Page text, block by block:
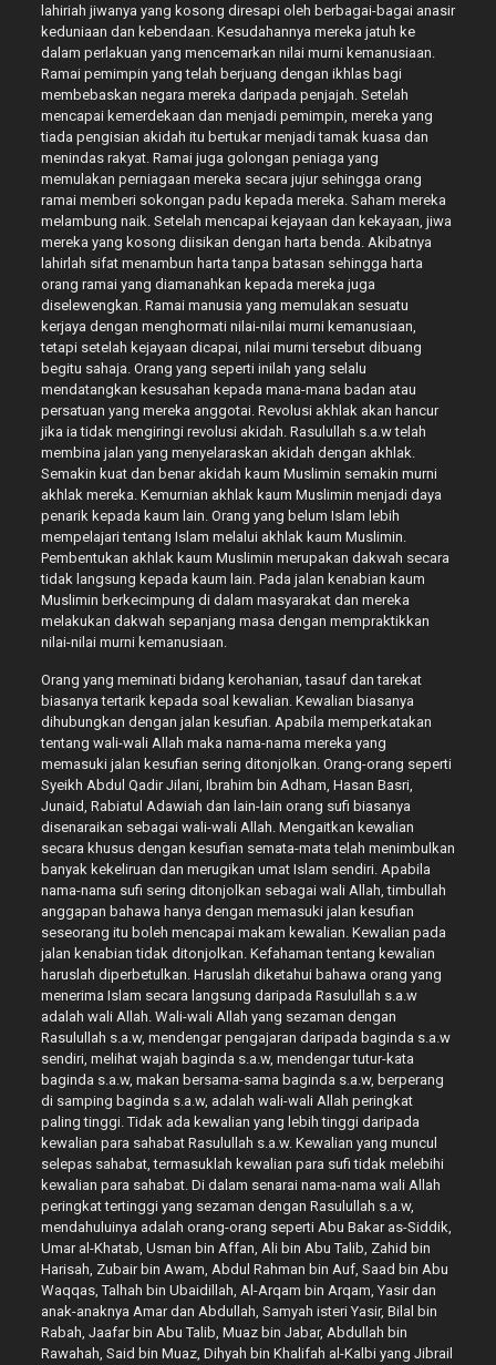
lahiriah jiwanya yang kosong diresapi oleh berbagai-bagai anasir
keduniaan dan kebendaan. Kesudahannya mereka jatuh ke
dalam perlakuan yang mencemarkan nilai murni kemanusiaan.
Ramai pemimpin yang telah berjuang dengan ikhlas bagi
membebaskan negara mereka daripada penjajah. Setelah
mencapai kemerdekaan dan menjadi pemimpin, mereka yang
tiada pengisian akidah itu bertukar menjadi tamak kuasa dan
menindas rakyat. Ramai juga golongan peniaga yang
memulakan perniagaan mereka secara jujur sehingga orang
ramai memberi sokongan padu kepada mereka. Saham mereka
melambung naik. Setelah mencapai kejayaan dan kekayaan, jiwa
mereka yang kosong diisikan dengan harta benda. Akibatnya
lahirlah sifat menambun harta tanpa batasan sehingga harta
orang ramai yang diamanahkan kepada mereka juga
diselewengkan. Ramai manusia yang memulakan sesuatu
kerjaya dengan menghormati nilai-nilai murni kemanusiaan,
tetapi setelah kejayaan dicapai, nilai murni tersebut dibuang
begitu sahaja. Orang yang seperti inilah yang selalu
mendatangkan kesusahan kepada mana-mana badan atau
persatuan yang mereka anggotai. Revolusi akhlak akan hancur
jika ia tidak mengiringi revolusi akidah. Rasulullah s.a.w telah
membina jalan yang menyelaraskan akidah dengan akhlak.
Semakin kuat dan benar akidah kaum Muslimin semakin murni
akhlak mereka. Kemurnian akhlak kaum Muslimin menjadi daya
penarik kepada kaum lain. Orang yang belum Islam lebih
mempelajari tentang Islam melalui akhlak kaum Muslimin.
Pembentukan akhlak kaum Muslimin merupakan dakwah secara
tidak langsung kepada kaum lain. Pada jalan kenabian kaum
Muslimin berkecimpung di dalam masyarakat dan mereka
melakukan dakwah sepanjang masa dengan mempraktikkan
nilai-nilai murni kemanusiaan.
Orang yang meminati bidang kerohanian, tasauf dan tarekat
biasanya tertarik kepada soal kewalian. Kewalian biasanya
dihubungkan dengan jalan kesufian. Apabila memperkatakan
tentang wali-wali Allah maka nama-nama mereka yang
memasuki jalan kesufian sering ditonjolkan. Orang-orang seperti
Syeikh Abdul Qadir Jilani, Ibrahim bin Adham, Hasan Basri,
Junaid, Rabiatul Adawiah dan lain-lain orang sufi biasanya
disenaraikan sebagai wali-wali Allah. Mengaitkan kewalian
secara khusus dengan kesufian semata-mata telah menimbulkan
banyak kekeliruan dan merugikan umat Islam sendiri. Apabila
nama-nama sufi sering ditonjolkan sebagai wali Allah, timbullah
anggapan bahawa hanya dengan memasuki jalan kesufian
seseorang itu boleh mencapai makam kewalian. Kewalian pada
jalan kenabian tidak ditonjolkan. Kefahaman tentang kewalian
haruslah diperbetulkan. Haruslah diketahui bahawa orang yang
menerima Islam secara langsung daripada Rasulullah s.a.w
adalah wali Allah. Wali-wali Allah yang sezaman dengan
Rasulullah s.a.w, mendengar pengajaran daripada baginda s.a.w
sendiri, melihat wajah baginda s.a.w, mendengar tutur-kata
baginda s.a.w, makan bersama-sama baginda s.a.w, berperang
di samping baginda s.a.w, adalah wali-wali Allah peringkat
paling tinggi. Tidak ada kewalian yang lebih tinggi daripada
kewalian para sahabat Rasulullah s.a.w. Kewalian yang muncul
selepas sahabat, termasuklah kewalian para sufi tidak melebihi
kewalian para sahabat. Di dalam senarai nama-nama wali Allah
peringkat tertinggi yang sezaman dengan Rasulullah s.a.w,
mendahuluinya adalah orang-orang seperti Abu Bakar as-Siddik,
Umar al-Khatab, Usman bin Affan, Ali bin Abu Talib, Zahid bin
Harisah, Zubair bin Awam, Abdul Rahman bin Auf, Saad bin Abu
Waqqas, Talhah bin Ubaidillah, Al-Arqam bin Arqam, Yasir dan
anak-anaknya Amar dan Abdullah, Samyah isteri Yasir, Bilal bin
Rabah, Jaafar bin Abu Talib, Muaz bin Jabar, Abdullah bin
Rawahah, Said bin Muaz, Dihyah bin Khalifah al-Kalbi yang Jibrail